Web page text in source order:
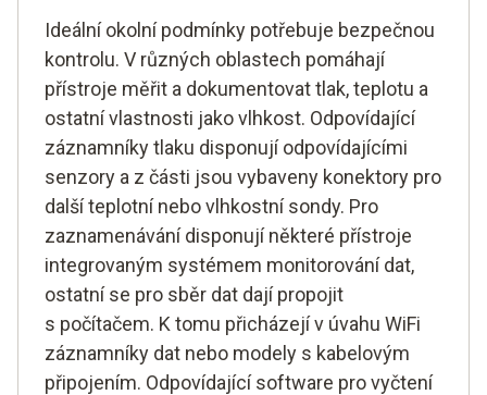
Ideální okolní podmínky potřebuje bezpečnou
kontrolu. V různých oblastech pomáhají
přístroje měřit a dokumentovat tlak, teplotu a
ostatní vlastnosti jako vlhkost. Odpovídající
záznamníky tlaku disponují odpovídajícími
senzory a z části jsou vybaveny konektory pro
další teplotní nebo vlhkostní sondy. Pro
zaznamenávání disponují některé přístroje
integrovaným systémem monitorování dat,
ostatní se pro sběr dat dají propojit
s počítačem. K tomu přicházejí v úvahu WiFi
záznamníky dat nebo modely s kabelovým
připojením. Odpovídající software pro vyčtení